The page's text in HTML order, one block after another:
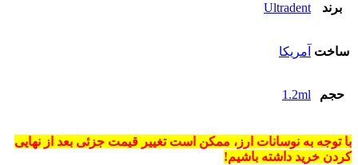
برند Ultradent
ساخت آمریکا
حجم 1.2ml
با توجه به نوسانات ارز ، ممکن استتغییر قیمت جزئی بعد از نهایی
کردن خرید داشته باشیم!